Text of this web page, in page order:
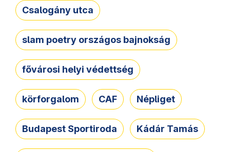
Csalogány utca
slam poetry országos bajnokság
fővárosi helyi védettség
körforgalom CAF Népliget
Budapest Sportiroda Kádár Tamás